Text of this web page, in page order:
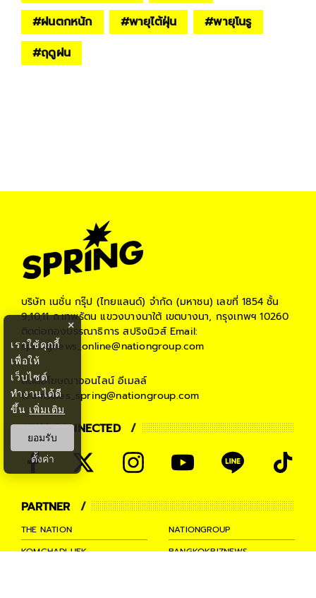
#ฝนตกหนัก #พายุไต้ฝุ่น #พายุโนรู
#ฤดูฝน
บริษัท เนชั่น กรุ๊ป (ไทยแลนด์) จำกัด (มหาชน) เลขที่ 1854 ชั้น
9,10,11 ถ.เทพรัตน แขวงบางนาใต้ เขตบางนา, กรุงเทพฯ 10260
ติดต่อกองบรรณาธิการ สปริงนิวส์Email:
springnews_online@nationgroup.com
ติดต่อโฆษณาออนไลน์ อีเมลล์
teamsales_spring@nationgroup.com
STAY CONNECTED
PARTNER
THE NATION
NATIONGROUP
KOMCHADLUEK
BANGKOKBIZNEWS
×
เราใช้คุกกี้
เพื่อให้
เว็บไซต์
ทำงานได้ดี
ขึ้น เพิ่มเติม
ยอมรับ
ตั้งค่า